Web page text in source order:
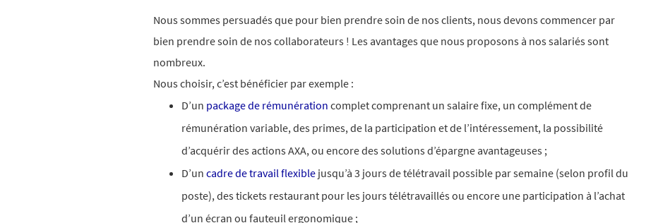
Nous sommes persuadés que pour bien prendre soin de nos clients, nous devons commencer par
bien prendre soin de nos collaborateurs ! Les avantages que nous proposons à nos salariés sont
nombreux.​
Nous choisir, c’est bénéficier par exemple :
D’un package de rémunération complet comprenant un salaire fixe, un complément de
rémunération variable, des primes, de la participation et de l’intéressement, la possibilité
d’acquérir des actions AXA, ou encore des solutions d’épargne avantageuses ;
D’un cadre de travail flexible jusqu’à 3 jours de télétravail possible par semaine (selon profil du
poste), des tickets restaurant pour les jours télétravaillés ou encore une participation à l’achat
d’un écran ou fauteuil ergonomique ;​